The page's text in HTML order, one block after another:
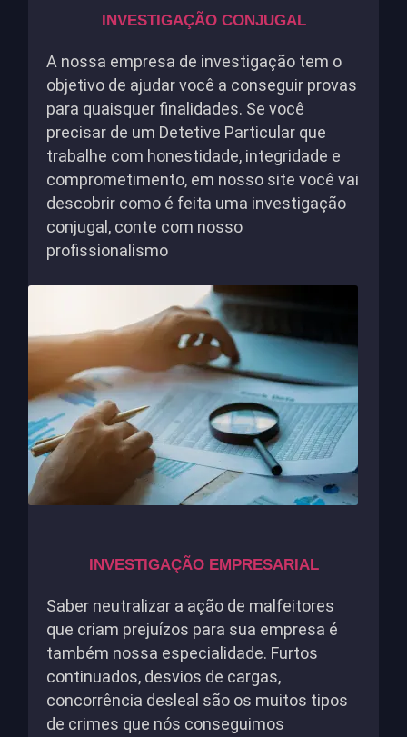
INVESTIGAÇÃO CONJUGAL
A nossa empresa de investigação tem o
objetivo de ajudar você a conseguir provas
para quaisquer finalidades. Se você
precisar de um Detetive Particular que
trabalhe com honestidade, integridade e
comprometimento, em nosso site você vai
descobrir como é feita uma investigação
conjugal, conte com nosso
profissionalismo
INVESTIGAÇÃO EMPRESARIAL
Saber neutralizar a ação de malfeitores
que criam prejuízos para sua empresa é
também nossa especialidade. Furtos
continuados, desvios de cargas,
concorrência desleal são os muitos tipos
de crimes que nós conseguimos